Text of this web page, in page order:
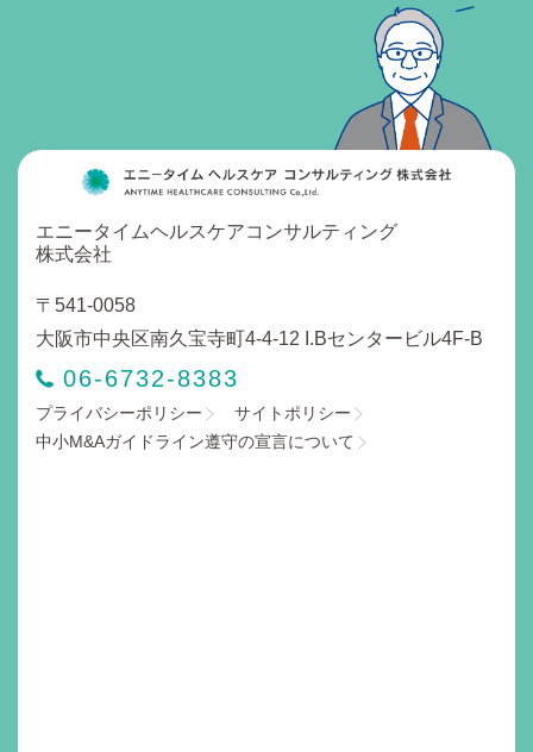
エニータイムヘルスケアコンサルティング
株式会社
〒541-0058
大阪市中央区南久宝寺町4-4-12 I.Bセンタービル4F-B
06-6732-8383
プライバシーポリシー
サイトポリシー
中小M&Aガイドライン遵守の宣言について